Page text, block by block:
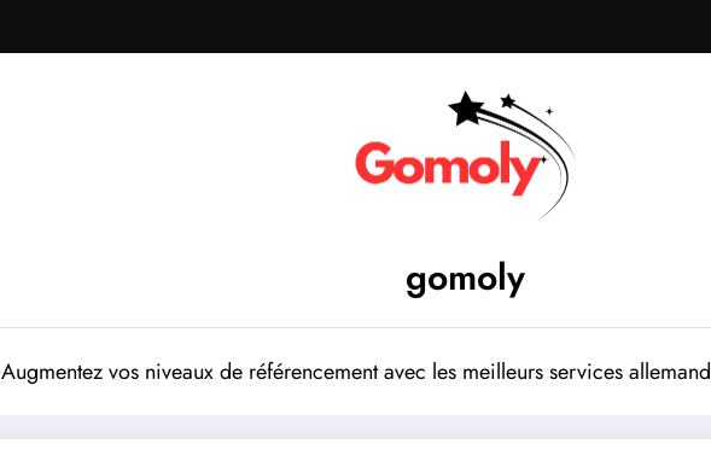
gomoly
Augmentez vos niveaux de référencement avec les meilleurs services